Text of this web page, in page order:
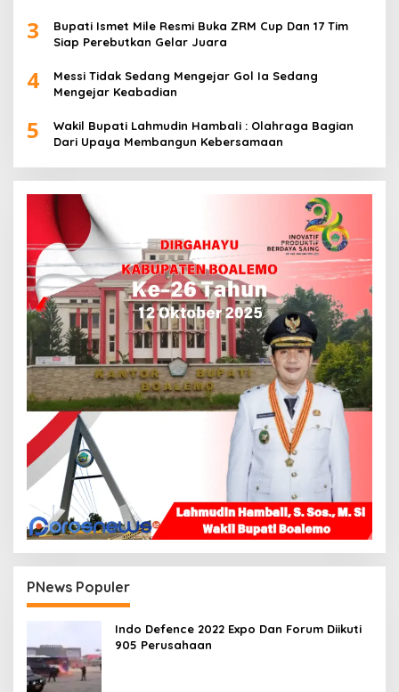
3
Bupati Ismet Mile Resmi Buka ZRM Cup Dan 17 Tim
Siap Perebutkan Gelar Juara
4
Messi Tidak Sedang Mengejar Gol Ia Sedang
Mengejar Keabadian
5
Wakil Bupati Lahmudin Hambali : Olahraga Bagian
Dari Upaya Membangun Kebersamaan
PNews Populer
Indo Defence 2022 Expo Dan Forum Diikuti
905 Perusahaan